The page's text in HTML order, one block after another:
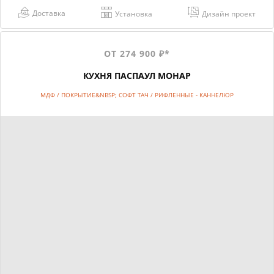
Доставка Установка Дизайн проект
ОТ 274 900 ₽*
КУХНЯ ПАСПАУЛ МОНАР
МДФ / ПОКРЫТИЕ&NBSP; СОФТ ТАЧ / РИФЛЕННЫЕ - КАННЕЛЮР